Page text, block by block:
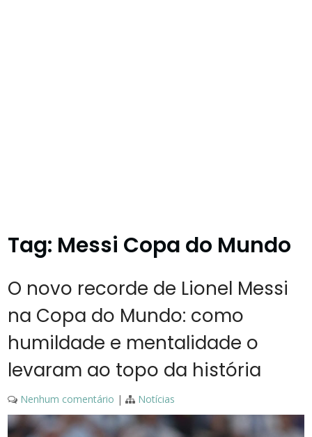
Tag: Messi Copa do Mundo
O novo recorde de Lionel Messi
na Copa do Mundo: como
humildade e mentalidade o
levaram ao topo da história
Nenhum comentário | Notícias